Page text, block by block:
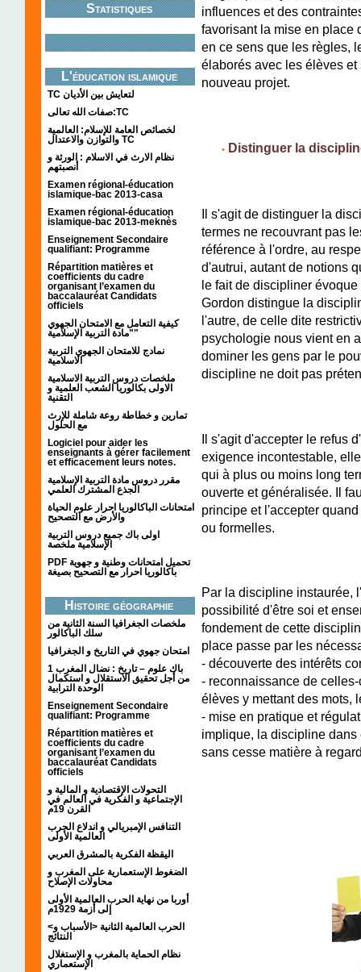
Statistiques
L'éducation islamique
TC لتعايش بين الأديان
صفات الله تعالى:TC
لخصائص العامة للإسلام: العالمية
والتوازن والاعتدال TC
نظام الارث في الاسلام : الورثة و
أنصبتهم
Examen régional-éducation
islamique-bac 2013-casa
Examen régional-éducation
islamique-bac 2013-meknès
Enseignement Secondaire
qualifiant: Programme
Répartition matières et
coefficients du cadre
organisant l’examen du
baccalauréat Candidats
officiels
كيفية التعامل مع الامتحان الجهوي
"مادة التربية الإسلامية"
نمادج للامتحان الجهوي التربية
الاسلامية
ملخصات دروس التربية الاسلامية
الاولى بكالوريا الشعب العلمية و
التقنية
تمارين و خطاطة روعة شاملة للإرث
مع الحلول
Logiciel pour aider les
enseignants à gérer facilement
et efficacement leurs notes.
مقرر دروس مادة التربية الإسلامية
الجذع المشترك العلمي
امتحانات الباكالوريا احرار علوم الحياة
والأرض مع التصحيح
اولى باك جميع دروس التربية
الإسلامية ملخصة
PDF تحميل امتحانات وطنية و جهوية
باكالوريا احرار مع التصحيح بصيغة
Histoire géographie
ملخصات الجغرافيا السنة الثانية من
سلك الباكالور
امتحان جهوي في التاريخ و الجغرافيا
1 باك علوم – تاريخ : نضال المغرب
من أجل تحقيق الاستقلال و استكمال
الوحدة الترابية
Enseignement Secondaire
qualifiant: Programme
Répartition matières et
coefficients du cadre
organisant l’examen du
baccalauréat Candidats
officiels
التحولات الإقتصادية و المالية و
الإجتماعية و الفكرية في العالم في
القرن 19م
التنافس الإمبريالي و اندلاع الحرب
العالمية الأولى
اليقظة الفكرية بالمشرق العربي
الضغوط الإستعمارية على المغرب و
محاولات الإصلاح
أوربا من نهاية الحرب العالمية الأولى
إلى أزمة 1929م
<الحرب العالمية الثانية <الأسباب و
النتائج
نظام الحماية بالمغرب و الإستغلال
الإستعماري
influences et des
favorisant la mise en place
en ce sens que les règles,
élaborés avec les élèves
nouveau projet.
• Distinguer la
Il s'agit de distinguer la
termes ne recouvrant pas
référence à l'ordre, au
d'autrui, autant de notions
le fait de discipliner
Gordon distingue la
l'autre, de celle dite
psychologie nous vient en
dominer les gens par le
discipline ne doit pas
Il s'agit d'accepter le refus
exigence incontestable,
qui à plus ou moins long
ouverte et généralisée. Il
principe et l'accepter
ou formelles.
Par la discipline instaurée,
possibilité d'être soi et
fondement de cette
place passe par les
- découverte des intérêts
- reconnaissance de
élèves y mettant des mots,
- mise en pratique et
implique, la discipline
sans cesse matière à